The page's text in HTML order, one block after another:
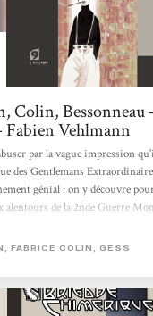
Colin, Bessonneau
Vehlmann
par la vague impression
des Gentlemans
génial : on y découvre
alentours de la 2nde Guerre
et autres Batman). Les deux
la littérature fantastique...
FABRICE COLIN, GESS